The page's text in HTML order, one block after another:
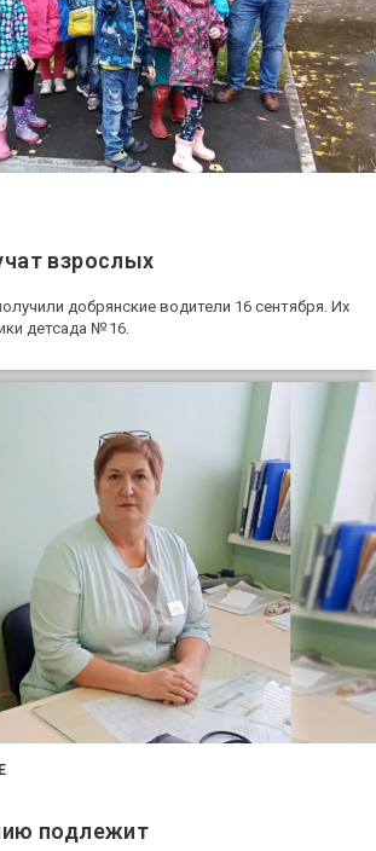
взрослых
добрянские водители 16 сентября. Их
детсада № 16.
подлежит